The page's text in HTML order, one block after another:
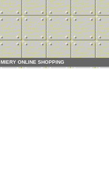
MIERY ONLINE SHOPPING